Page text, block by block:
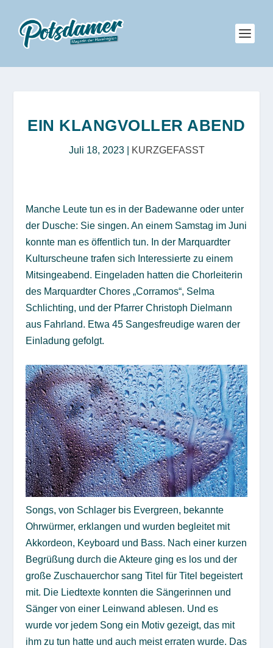
EIN KLANGVOLLER ABEND
Juli 18, 2023| KURZGEFASST
Manche Leute tun es in der Badewanne oder unter
der Dusche: Sie singen. An einem Samstag im Juni
konnte man es öffentlich tun. In der Marquardter
Kulturscheune trafen sich Interessierte zu einem
Mitsingeabend. Eingeladen hatten die Chorleiterin
des Marquardter Chores „Corramos“, Selma
Schlichting, und der Pfarrer Christoph Dielmann
aus Fahrland. Etwa 45 Sangesfreudige waren der
Einladung gefolgt.
Songs, von Schlager bis Evergreen, bekannte
Ohrwürmer, erklangen und wurden begleitet mit
Akkordeon, Keyboard und Bass. Nach einer kurzen
Begrüßung durch die Akteure ging es los und der
große Zuschauerchor sang Titel für Titel begeistert
mit. Die Liedtexte konnten die Sängerinnen und
Sänger von einer Leinwand ablesen. Und es
wurde vor jedem Song ein Motiv gezeigt, das mit
ihm zu tun hatte und auch meist erraten wurde. Das